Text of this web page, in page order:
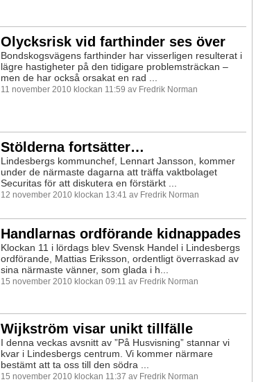
Olycksrisk vid farthinder ses över
Bondskogsvägens farthinder har visserligen resulterat i
lägre hastigheter på den tidigare problemsträckan –
men de har också orsakat en rad ...
11 november 2010 klockan 11:59 av Fredrik Norman
Stölderna fortsätter…
Lindesbergs kommunchef, Lennart Jansson, kommer
under de närmaste dagarna att träffa vaktbolaget
Securitas för att diskutera en förstärkt ...
12 november 2010 klockan 13:41 av Fredrik Norman
Handlarnas ordförande kidnappades
Klockan 11 i lördags blev Svensk Handel i Lindesbergs
ordförande, Mattias Eriksson, ordentligt överraskad av
sina närmaste vänner, som glada i h...
15 november 2010 klockan 09:11 av Fredrik Norman
Wijkström visar unikt tillfälle
I denna veckas avsnitt av ”På Husvisning” stannar vi
kvar i Lindesbergs centrum. Vi kommer närmare
bestämt att ta oss till den södra ...
15 november 2010 klockan 11:37 av Fredrik Norman